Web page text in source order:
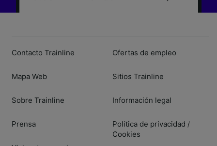
Contacto Trainline
Mapa Web
Sobre Trainline
Prensa
Ofertas de empleo
Sitios Trainline
Información legal
Política de privacidad /
Cookies